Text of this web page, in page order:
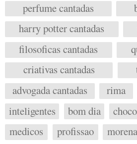
perfume cantadas
harry potter cantadas
filosoficas cantadas
criativas cantadas
advogada cantadas
rima
inteligentes
bom dia
medicos
profissao morena